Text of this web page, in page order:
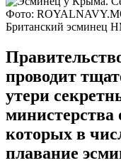
Фото:
Британский эсминец
проводит
утери
которых в
плавание